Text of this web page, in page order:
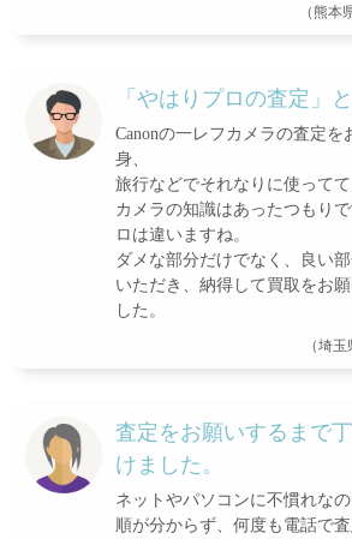
（熊
「やはりプロの査定」
Canonの一レフカメラの査定を
身、
旅行などでそれなりに使ってて
カメラの知識はあったつもり
ロは違いますね。
ダメな部分だけでなく、良い
いただき、納得して買取をお
した。
（埼
査定をお願いするまで
けました。
ネットやパソコンに不慣れな
順が分からず、何度も電話で